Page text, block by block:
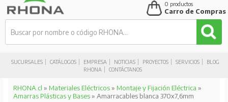
SUCURSALES CATÁLOGOS EMPRESA NOTICIAS PROYECTOS SERVICIOS
BLOG
RHONA
CONTÁCTANOS
0 productos
Carro de Compras
RHONA.cl » Materiales Eléctricos» Montaje y Fijación Eléctrica »
Amarras Plásticas y Bases» Amarracables blanca 370x7,6mm